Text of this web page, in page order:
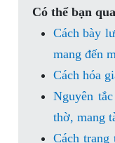
Có thể bạn
Cách bày
mang đến
Cách hóa
Nguyên
thờ, mang
Cách